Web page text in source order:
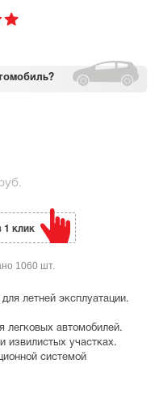
летней эксплуатации.
легковых автомобилей.
извилистых участках.
системой
1 клик
1060 шт.